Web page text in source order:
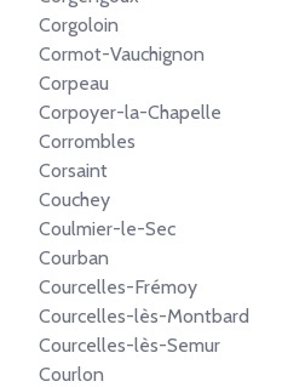
Corgoloin
Cormot-Vauchignon
Corpeau
Corpoyer-la-Chapelle
Corrombles
Corsaint
Couchey
Coulmier-le-Sec
Courban
Courcelles-Frémoy
Courcelles-lès-Montbard
Courcelles-lès-Semur
Courlon